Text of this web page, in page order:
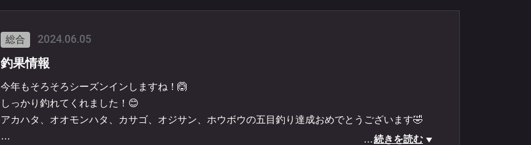
１等当選で、オハイクルージングと浜焼き屋のご利用料金が両方とも無料にさせて頂きます！
詳しい条件などは
こちらをご覧ください！
総合 2024.06.05
釣果情報
今年もそろそろシーズンインしますね！🙆
しっかり釣れてくれました！😊
アカハタ、オオモンハタ、カサゴ、オジサン、ホウボウの五目釣り達成おめでとうございます🤣
…続きを読む